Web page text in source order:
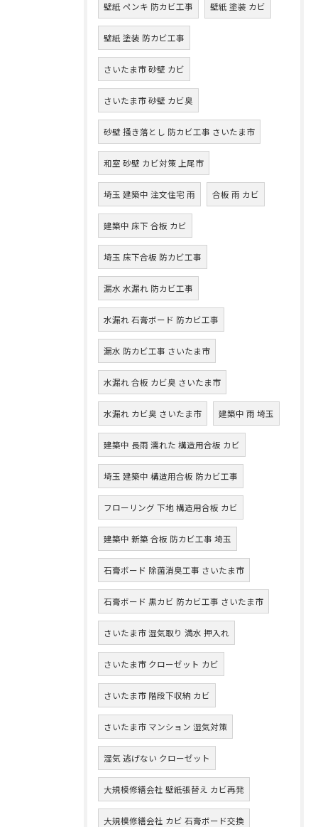
壁紙 ペンキ 防カビ工事 壁紙 塗装 カビ
壁紙 塗装 防カビ工事
さいたま市 砂壁 カビ
さいたま市 砂壁 カビ臭
砂壁 掻き落とし 防カビ工事 さいたま市
和室 砂壁 カビ対策 上尾市
埼玉 建築中 注文住宅 雨 合板 雨 カビ
建築中 床下 合板 カビ
埼玉 床下合板 防カビ工事
漏水 水漏れ 防カビ工事
水漏れ 石膏ボード 防カビ工事
漏水 防カビ工事 さいたま市
水漏れ 合板 カビ臭 さいたま市
水漏れ カビ臭 さいたま市 建築中 雨 埼玉
建築中 長雨 濡れた 構造用合板 カビ
埼玉 建築中 構造用合板 防カビ工事
フローリング 下地 構造用合板 カビ
建築中 新築 合板 防カビ工事 埼玉
石膏ボード 除菌消臭工事 さいたま市
石膏ボード 黒カビ 防カビ工事 さいたま市
さいたま市 湿気取り 満水 押入れ
さいたま市 クローゼット カビ
さいたま市 階段下収納 カビ
さいたま市 マンション 湿気対策
湿気 逃げない クローゼット
大規模修繕会社 壁紙張替え カビ再発
大規模修繕会社 カビ 石膏ボード交換